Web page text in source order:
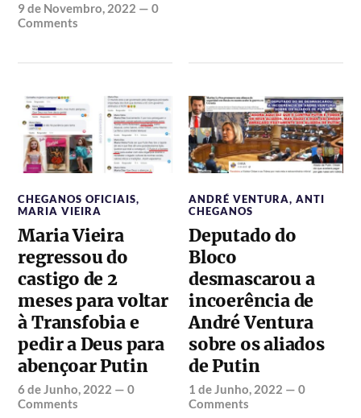
9 de Novembro, 2022 —0
Comments
CHEGANOS OFICIAIS,
MARIA VIEIRA
Maria Vieira
regressou do
castigo de 2
meses para voltar
à Transfobia e
pedir a Deus para
abençoar Putin
6 de Junho, 2022 —0
Comments
ANDRÉ VENTURA,ANTI
CHEGANOS
Deputado do
Bloco
desmascarou a
incoerência de
André Ventura
sobre os aliados
de Putin
1 de Junho, 2022 —0
Comments